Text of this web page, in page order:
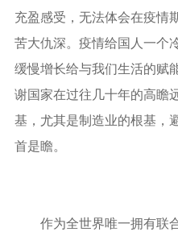
充盈感受，无法体会在疫情
苦大仇深。疫情给国人一个
缓慢增长给与我们生活的赋
谢国家在过往几十年的高瞻
基，尤其是制造业的根基，
首是瞻。
作为全世界唯一拥有联合